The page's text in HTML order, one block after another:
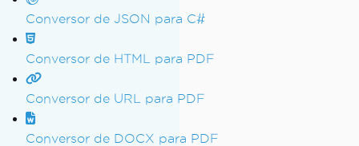
Conversor de JSON para C#
Conversor de HTML para PDF
Conversor de URL para PDF
Conversor de DOCX para PDF